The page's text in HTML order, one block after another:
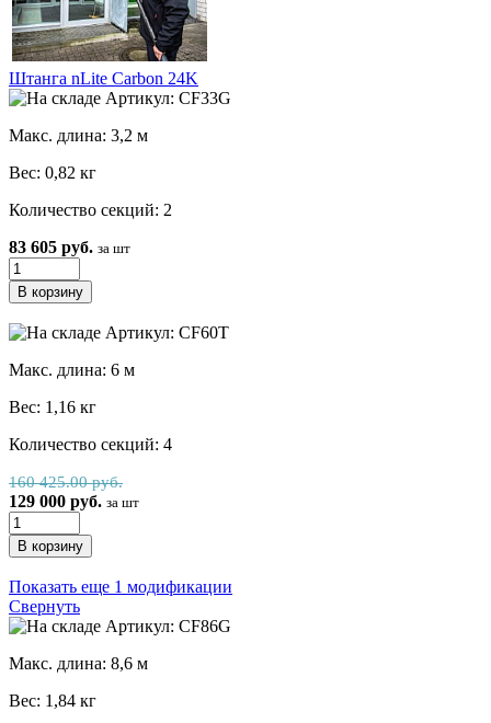
Штанга nLite Carbon 24K
Артикул: CF33G
Макс. длина: 3,2 м
Вес: 0,82 кг
Количество секций: 2
83 605 руб. за шт
Артикул: СF60T
Макс. длина: 6 м
Вес: 1,16 кг
Количество секций: 4
160 425.00 руб.
129 000 руб. за шт
Показать еще 1 модификации
Свернуть
Артикул: СF86G
Макс. длина: 8,6 м
Вес: 1,84 кг